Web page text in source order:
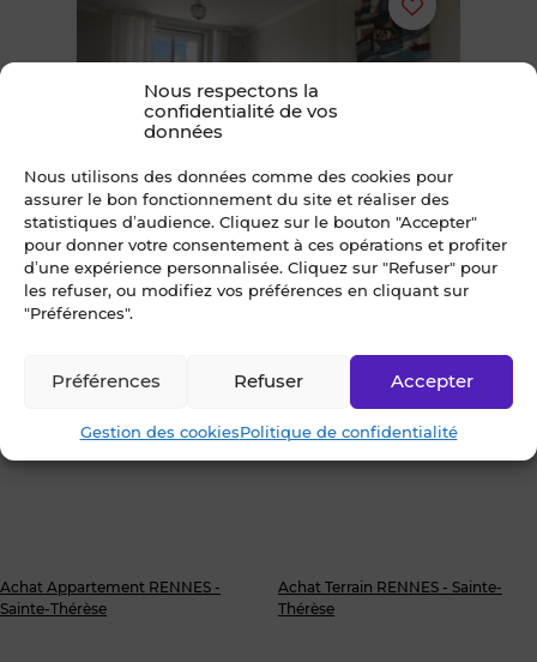
Nous respectons la
confidentialité de vos
données
Nous utilisons des données comme des cookies pour
assurer le bon fonctionnement du site et réaliser des
statistiques d’audience. Cliquez sur le bouton "Accepter"
pour donner votre consentement à ces opérations et profiter
d’une expérience personnalisée. Cliquez sur "Refuser" pour
les refuser, ou modifiez vos préférences en cliquant sur
"Préférences".
Accepter
Refuser
Préférences
Gestion des cookiesPolitique de confidentialité
Ajouter
ou
le
bien
des
Exclusivité 13
Maison 6 pièce(s)
RENNES (35000) - Quartier Sainte-
Thérèse
808 500 €FAI
Achat Appartement RENNES -
Sainte-Thérèse
Achat Terrain RENNES - Sainte-
Thérèse